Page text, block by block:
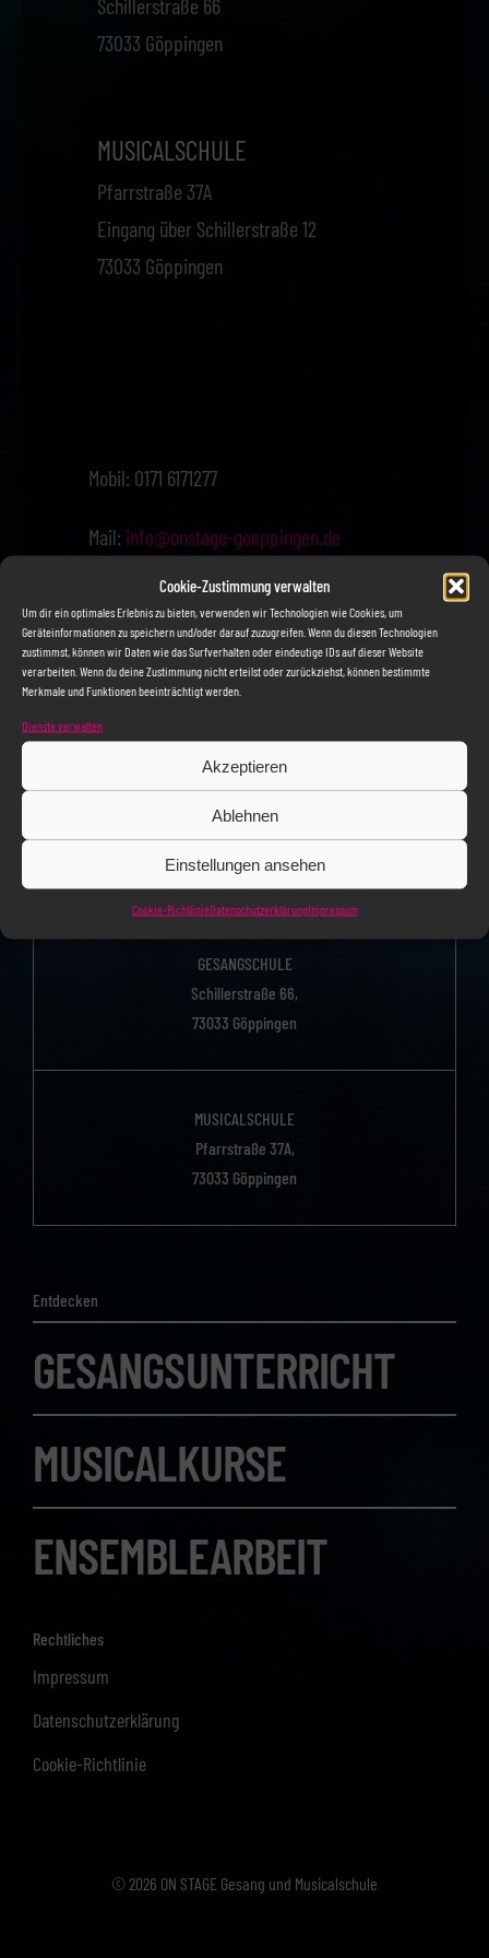
Cookie-Zustimmung verwalten
Um dir ein optimales Erlebnis zu bieten, verwenden wir Technologien wie Cookies, um
Geräteinformationen zu speichern und/oder darauf zuzugreifen. Wenn du diesen Technologien
zustimmst, können wir Daten wie das Surfverhalten oder eindeutige IDs auf dieser Website
verarbeiten. Wenn du deine Zustimmung nicht erteilst oder zurückziehst, können bestimmte
Merkmale und Funktionen beeinträchtigt werden.
Dienste verwalten
Akzeptieren
Ablehnen
Einstellungen ansehen
Cookie-RichtlinieDatenschutzerklärungImpressum
Schillerstraße 66
73033 Göppingen
MUSICALSCHULE
Pfarrstraße 37A
Eingang über Schillerstraße 12
73033 Göppingen
Mobil: ‭0171 6171277
Mail: info@onstage-goeppingen.de
Mail:info@onstage-goeppingen.de
Telefon: ‭0171 6171277
GESANGSCHULE
Schillerstraße 66,
73033 Göppingen
MUSICALSCHULE
Pfarrstraße 37A,
73033 Göppingen
Entdecken
GESANGSUNTERRICHT
MUSICALKURSE
ENSEMBLEARBEIT
Rechtliches
Impressum
Datenschutzerklärung
Cookie-Richtlinie
© 2026 ON STAGE Gesang und Musicalschule